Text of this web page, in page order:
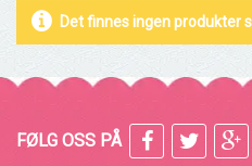
Det finnes ingen produkter
FØLG OSS PÅ